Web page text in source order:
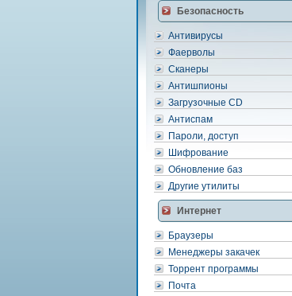
Безопасность
Антивирусы
Фаерволы
Сканеры
Антишпионы
Загрузочные CD
Антиспам
Пароли, доступ
Шифрование
Обновление баз
Другие утилиты
Интернет
Браузеры
Менеджеры закачек
Торрент программы
Почта